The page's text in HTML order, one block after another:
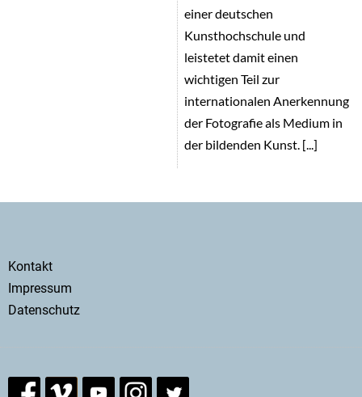
einer deutschen
Kunsthochschule und
leistetet damit einen
wichtigen Teil zur
internationalen Anerkennung
der Fotografie als Medium in
der bildenden Kunst. [...]
Secondary
menu
Kontakt
Impressum
Datenschutz